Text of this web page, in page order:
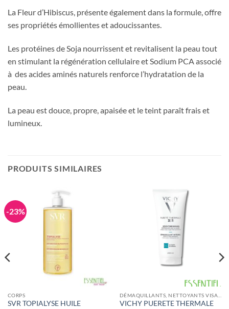
La Fleur d’Hibiscus, présente également dans la formule, offre
ses propriétés émollientes et adoucissantes.
Les protéines de Soja nourrissent et revitalisent la peau tout
en stimulant la régénération cellulaire et Sodium PCA associé
à des acides aminés naturels renforce l’hydratation de la
peau.
La peau est douce, propre, apaisée et le teint paraît frais et
lumineux.
PRODUITS SIMILAIRES
-23%
CORPS
SVR TOPIALYSE HUILE
VICHY PUERETE THERMALE